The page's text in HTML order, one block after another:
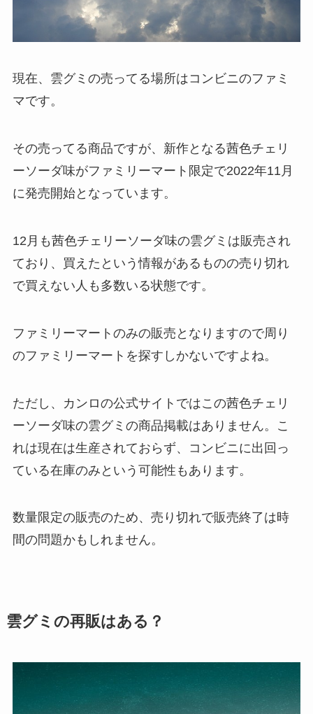
現在、雲グミの売ってる場所はコンビニのファミ
マです。
その売ってる商品ですが、新作となる茜色チェリ
ーソーダ味がファミリーマート限定で2022年11月
に発売開始となっています。
12月も茜色チェリーソーダ味の雲グミは販売され
ており、買えたという情報があるものの売り切れ
で買えない人も多数いる状態です。
ファミリーマートのみの販売となりますので周り
のファミリーマートを探すしかないですよね。
ただし、カンロの公式サイトではこの茜色チェリ
ーソーダ味の雲グミの商品掲載はありません。こ
れは現在は生産されておらず、コンビニに出回っ
ている在庫のみという可能性もあります。
数量限定の販売のため、売り切れで販売終了は時
間の問題かもしれません。
雲グミの再販はある？